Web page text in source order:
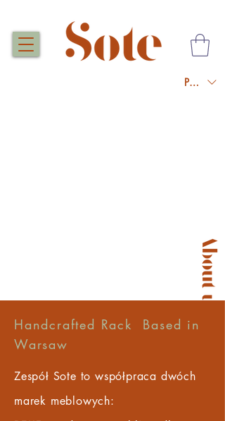
PLN (zł)
Handcrafted Rack Based in
Warsaw
Zespół Sote to współpraca dwóch
marek meblowych: